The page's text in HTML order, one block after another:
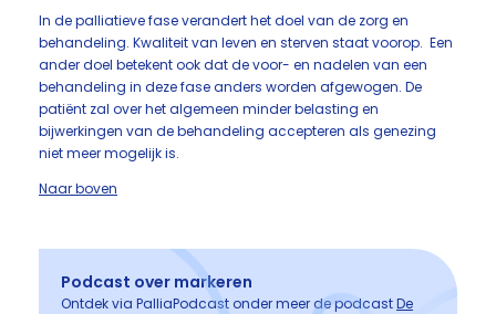
In de palliatieve fase verandert het doel van de zorg en
behandeling. Kwaliteit van leven en sterven staat voorop. Een
ander doel betekent ook dat de voor- en nadelen van een
behandeling in deze fase anders worden afgewogen. De
patiënt zal over het algemeen minder belasting en
bijwerkingen van de behandeling accepteren als genezing
niet meer mogelijk is.
Naar boven
Podcast over markeren
Ontdek via PalliaPodcast onder meer de podcastDe